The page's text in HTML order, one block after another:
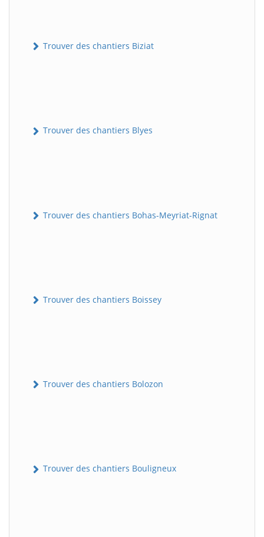
Trouver des chantiers Biziat
Trouver des chantiers Blyes
Trouver des chantiers Bohas-Meyriat-Rignat
Trouver des chantiers Boissey
Trouver des chantiers Bolozon
Trouver des chantiers Bouligneux